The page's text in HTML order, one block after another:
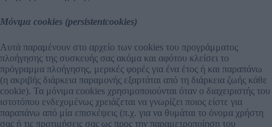
Μόνιμα cookies (persistentcookies)
Αυτά παραμένουν στο αρχείο των cookies του προγράμματος
πλοήγησης της συσκευής σας ακόμα και αφότου κλείσει το
πρόγραμμα πλοήγησης, μερικές φορές για ένα έτος ή και παραπάνω
(η ακριβής διάρκεια παραμονής εξαρτάται από τη διάρκεια ζωής κάθε
cookie). Τα μόνιμα cookies χρησιμοποιούνται όταν ο διαχειριστής του
ιστοτόπου ενδεχομένως χρειάζεται να γνωρίζει ποιος είστε για
παραπάνω από μία επισκέψεις (π.χ. για να θυμάται το όνομα χρήστη
σας ή τις προτιμήσεις σας ως προς την παραμετροποίηση του